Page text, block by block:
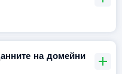
на домейни